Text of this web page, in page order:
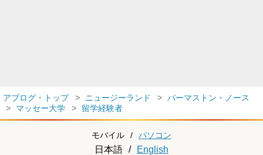
アブログ・トップ ニュージーランド
パーマストン・ノース
マッセー大学
留学経験者
モバイル / パソコン
日本語 / English